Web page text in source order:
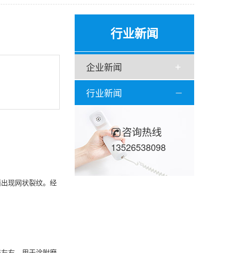
行业新闻
企业新闻
行业新闻
咨询热线
13526538098
现网状裂纹。经